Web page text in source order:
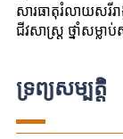
សារធាតុរំលាយសរីរ
ជីវសាស្រ្ត ថ្នាំសម្ល
ទ្រព្យសម្បត្តិ